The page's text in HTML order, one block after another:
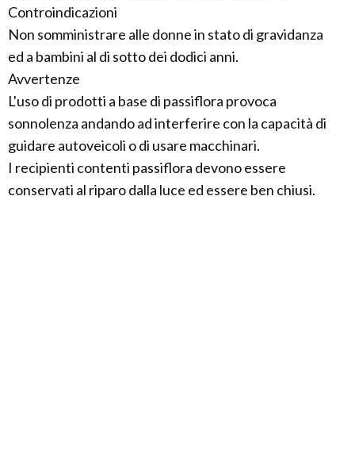
Controindicazioni
Non somministrare alle donne in stato di gravidanza
ed a bambini al di sotto dei dodici anni.
Avvertenze
L'uso di prodotti a base di passiflora provoca
sonnolenza andando ad interferire con la capacità di
guidare autoveicoli o di usare macchinari.
I recipienti contenti passiflora devono essere
conservati al riparo dalla luce ed essere ben chiusi.